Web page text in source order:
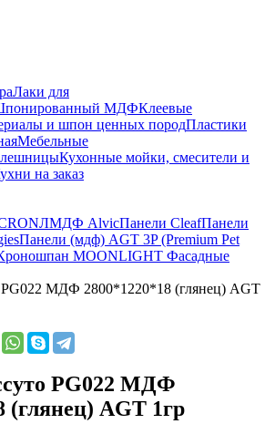
Лаки для
МДФКлеевые
и шпон ценных породПластики
Мебельные
Кухонные мойки, смесители и
на заказ
ЛМДФ AlvicПанели CleafПанели
Панели (мдф) AGT 3P (Premium Pet
MOONLIGHT Фасадные
PG022 МДФ 2800*1220*18 (глянец) AGT
PG022 МДФ
(глянец) AGT 1гр